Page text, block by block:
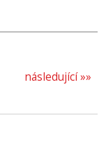
následující »»